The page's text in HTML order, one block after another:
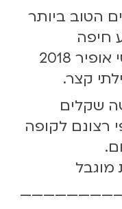
הטוב ביותר
חיפה
מתמודד בתחרות פרסי אופיר 2018
קצר.
שקלים
רצונם לקופה